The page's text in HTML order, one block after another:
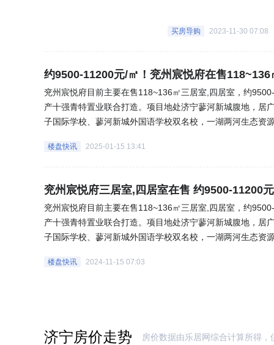
买房导购 2023-11-30 07:08
约9500-11200元/㎡！兖州宸悦府在售118~136
兖州宸悦府目前主要在售118~136㎡三居室,四居室，约
产十强青特置业联合打造。项目地处济宁蓼河新城腹地，居
子国际学校、蓼河新城外国语学校双名校，一湖两河生态资
楼盘快讯 2025-01-15 13:41
兖州宸悦府三居室,四居室在售 约9500-11200
兖州宸悦府目前主要在售118~136㎡三居室,四居室，约
产十强青特置业联合打造。项目地处济宁蓼河新城腹地，居
子国际学校、蓼河新城外国语学校双名校，一湖两河生态资
楼盘快讯 2024-11-15 07:03
济宁房价走势 房价数据由乐居网综合计算所得，